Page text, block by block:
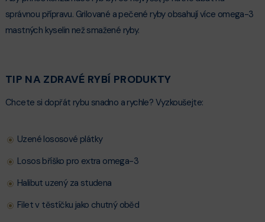
správnou přípravu. Grilované a pečené ryby obsahují více omega-3
mastných kyselin než smažené ryby.
TIP NA ZDRAVÉ RYBÍ PRODUKTY
Chcete si dopřát rybu snadno a rychle? Vyzkoušejte:
Uzené lososové plátky
Losos bříško pro extra omega-3
Halibut uzený za studena
Filet v těstíčku jako chutný oběd